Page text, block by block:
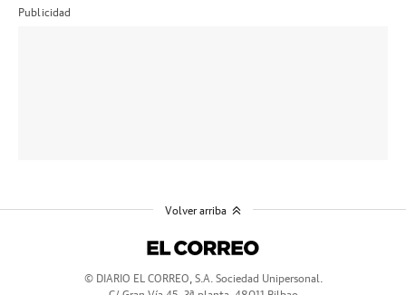
Publicidad
© DIARIO EL CORREO, S.A. Sociedad Unipersonal.
Volver arriba